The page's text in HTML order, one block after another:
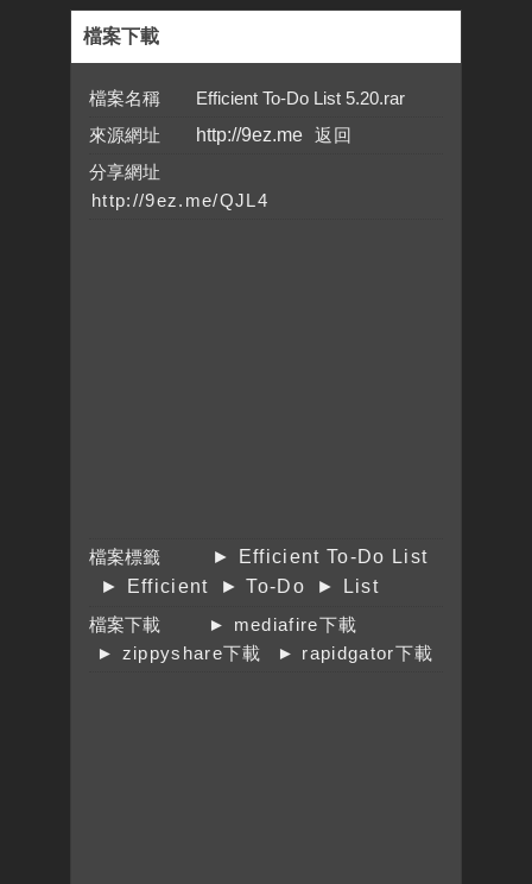
檔案下載
檔案名稱 Efficient To-Do List 5.20.rar
來源網址
http://9ez.me
分享網址
檔案標籤
► Efficient To-Do List
► Efficient
► To-Do
► List
檔案下載